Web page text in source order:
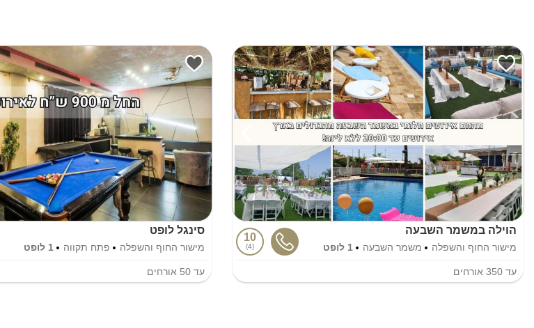
הוילה במשמר השבעה
מישור החוף והשפלה משמר השבעה 1 לופט
10
4
עד 350 אורחים
סינגל לופט
מישור החוף והשפלה פתח תקווה 1 לופט
עד 50 אורחים